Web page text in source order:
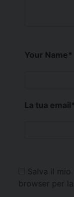
Your Name*
La tua email*
Salva il
browser per